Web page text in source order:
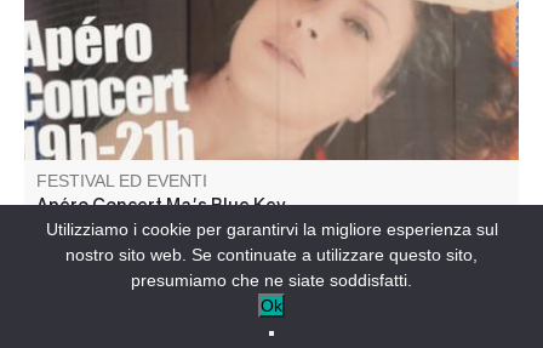
FESTIVAL ED EVENTI
Apéro Concert Ma's Blue Key
LA PALUD-SUR-VERDON-IT
Utilizziamo i cookie per garantirvi la migliore esperienza sul
nostro sito web. Se continuate a utilizzare questo sito,
presumiamo che ne siate soddisfatti.
Ok